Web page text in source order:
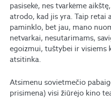
pasisekė, nes tvarkėme
atrodo, kad jis yra. Taip retai
paminklo, bet jau, mano
netvarkai, nesutarimams,
egoizmui, tuštybei ir visiems
atsitinka.
Atsimenu sovietmečio
prisimena) visi žiūrėjo kino